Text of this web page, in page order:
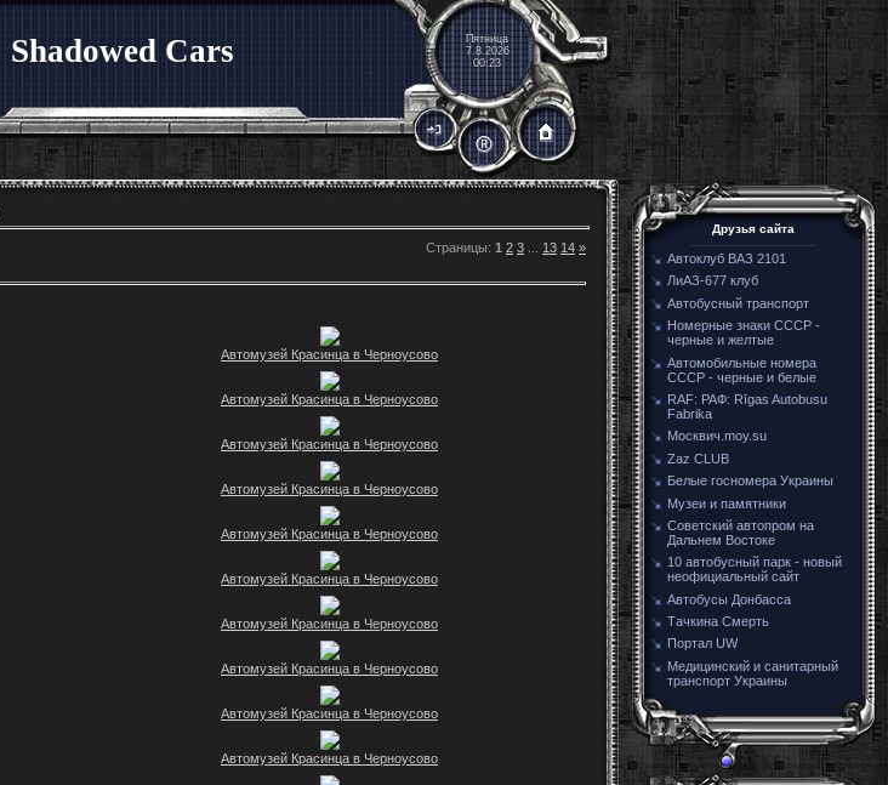
Shadowed Cars
Пятница
7.8.2026
00:23
Страницы: 1 2 3 13 14 »
Автомузей Красинца в Черноусово
Автомузей Красинца в Черноусово
Автомузей Красинца в Черноусово
Автомузей Красинца в Черноусово
Автомузей Красинца в Черноусово
Автомузей Красинца в Черноусово
Автомузей Красинца в Черноусово
Автомузей Красинца в Черноусово
Автомузей Красинца в Черноусово
Автомузей Красинца в Черноусово
Друзья сайта
Автоклуб ВАЗ 2101
ЛиАЗ-677 клуб
Автобусный транспорт
Номерные знаки СССР -
черные и желтые
Автомобильные номера
СССР - черные и белые
RAF: РАФ: Rīgas Autobusu
Fabrika
Москвич.moy.su
Zaz CLUB
Белые госномера Украины
Музеи и памятники
Советский автопром на
Дальнем Востоке
10 автобусный парк - новый
неофициальный сайт
Автобусы Донбасса
Тачкина Смерть
Портал UW
Медицинский и санитарный
транспорт Украины